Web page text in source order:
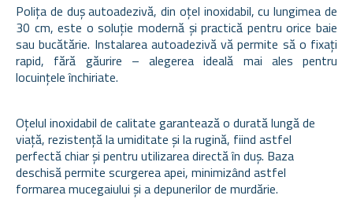
Polița de duș autoadezivă, din oțel inoxidabil, cu lungimea de
30 cm, este o soluție modernă și practică pentru orice baie
sau bucătărie. Instalarea autoadezivă vă permite să o fixați
rapid, fără găurire – alegerea ideală mai ales pentru
locuințele închiriate.
Oțelul inoxidabil de calitate garantează o durată lungă de
viață, rezistență la umiditate și la rugină, fiind astfel
perfectă chiar și pentru utilizarea directă în duș. Baza
deschisă permite scurgerea apei, minimizând astfel
formarea mucegaiului și a depunerilor de murdărie.